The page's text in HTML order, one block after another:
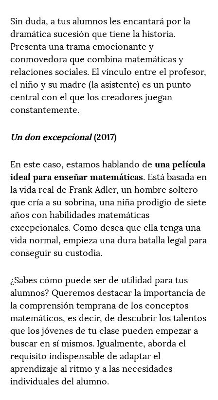
Sin duda, a tus alumnos les encantará por la
dramática sucesión que tiene la historia.
Presenta una trama emocionante y
conmovedora que combina matemáticas y
relaciones sociales. El vínculo entre el profesor,
el niño y su madre (la asistente) es un punto
central con el que los creadores juegan
constantemente.
Un don excepcional(2017)
En este caso, estamos hablando de una película
ideal para enseñar matemáticas. Está basada en
la vida real de Frank Adler, un hombre soltero
que cría a su sobrina, una niña prodigio de siete
años con habilidades matemáticas
excepcionales. Como desea que ella tenga una
vida normal, empieza una dura batalla legal para
conseguir su custodia.
¿Sabes cómo puede ser de utilidad para tus
alumnos? Queremos destacar la importancia de
la comprensión temprana de los conceptos
matemáticos, es decir, de descubrir los talentos
que los jóvenes de tu clase pueden empezar a
buscar en sí mismos. Igualmente, aborda el
requisito indispensable de adaptar el
aprendizaje al ritmo y a las necesidades
individuales del alumno.